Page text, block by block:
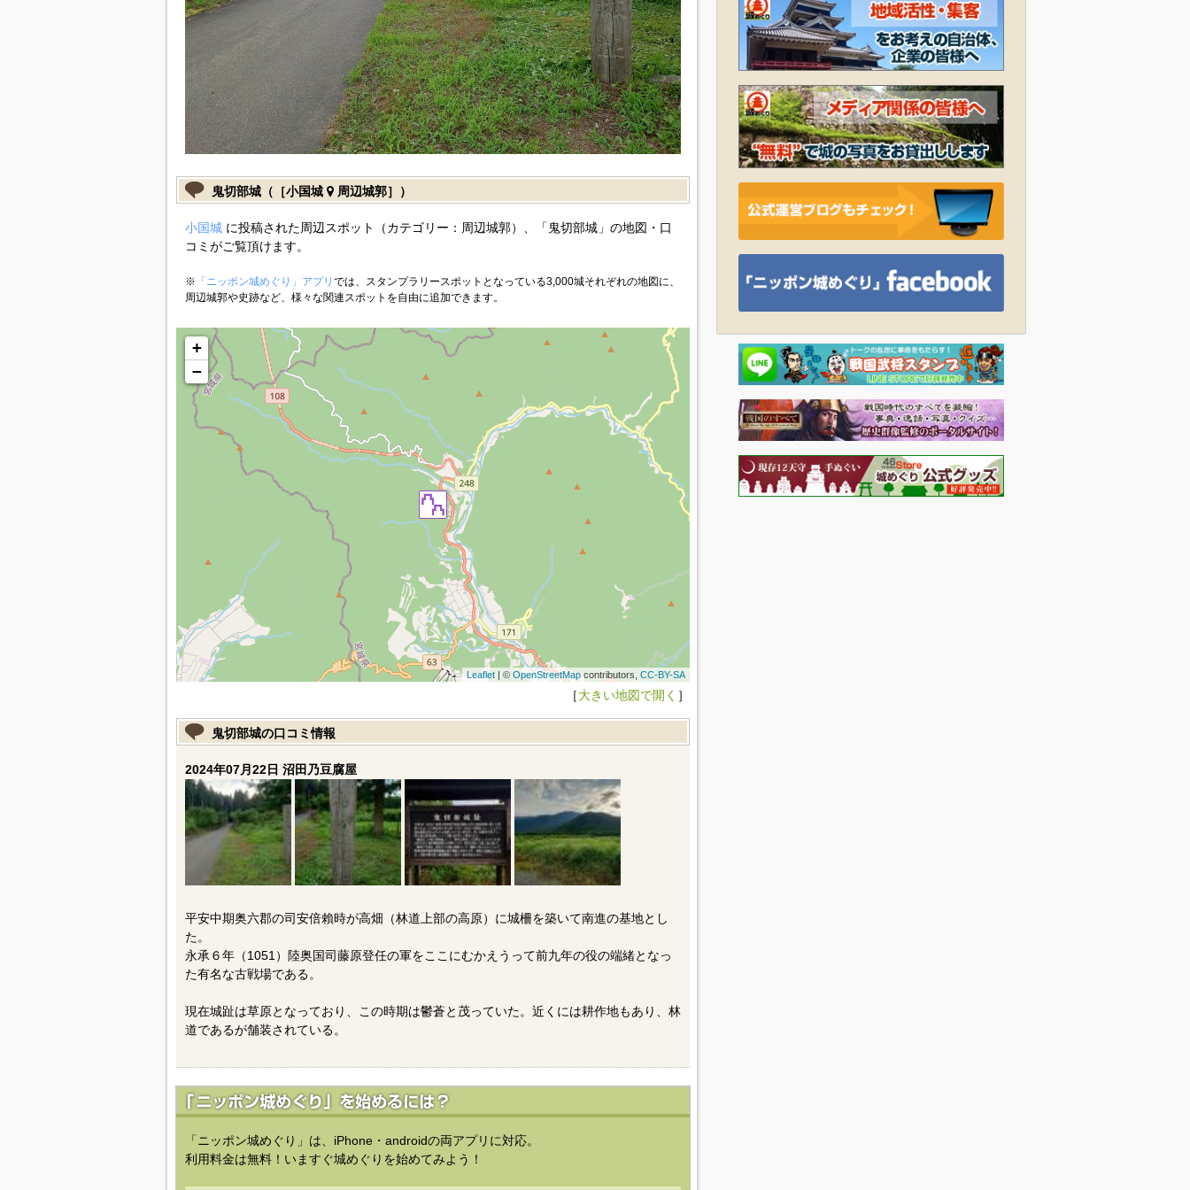
鬼切部城（［小国城 周辺城郭］）
小国城に投稿された周辺スポット（カテゴリー：周辺城郭）、「鬼切部城」の地図・口
コミがご覧頂けます。
※ 「ニッポン城めぐり」アプリ では、スタンプラリースポットとなっている3,000城それぞれの地図に、
周辺城郭や史跡など、様々な関連スポットを自由に追加できます。
+
−
Leaflet| © OpenStreetMapcontributors, CC-BY-SA
［大きい地図で開く ］
鬼切部城の口コミ情報
2024年07月22日 沼田乃豆腐屋
平安中期奥六郡の司安倍賴時が高畑（林道上部の高原）に城柵を築いて南進の基地とし
た。
永承６年（1051）陸奥国司藤原登任の軍をここにむかえうって前九年の役の端緒となっ
た有名な古戦場である。
現在城趾は草原となっており、この時期は鬱蒼と茂っていた。近くには耕作地もあり、林
道であるが舗装されている。
「ニッポン城めぐり」は、iPhone・androidの両アプリに対応。
利用料金は無料！いますぐ城めぐりを始めてみよう！